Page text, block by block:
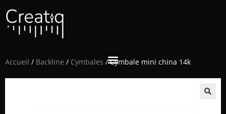
Accueil / Backline / Cymbales / Cymbale mini china 14k